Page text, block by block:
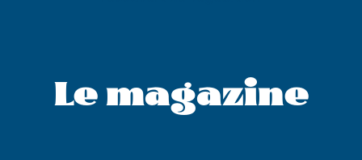
Le magazine